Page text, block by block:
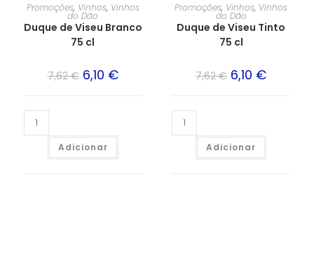
Promoções, Vinhos, Vinhos
do Dão
Duque de Viseu Branco
75 cl
7,62€ 6,10 €
Adicionar
Promoções, Vinhos, Vinhos
do Dão
Duque de Viseu Tinto
75 cl
7,62€ 6,10 €
Adicionar